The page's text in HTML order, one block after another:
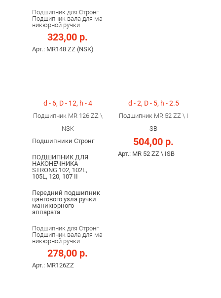
Подшипник для Стронг
Подшипник вала для ма
никюрной ручки
323,00 р.
Арт.: MR148 ZZ (NSK)
d - 6, D - 12, h - 4
Подшипник MR 126 ZZ \
NSK
Подшипники Стронг
ПОДШИПНИК ДЛЯ
НАКОНЕЧНИКА
STRONG 102, 102L,
105L, 120, 107 II
Передний подшипник
цангового узла ручки
маникюрного
аппарата
Подшипник для Стронг
Подшипник вала для ма
никюрной ручки
278,00 р.
Арт.: MR126ZZ
d - 2, D - 5, h - 2.5
Подшипник MR 52 ZZ \ I
SB
504,00 р.
Арт.: MR 52 ZZ \ ISB